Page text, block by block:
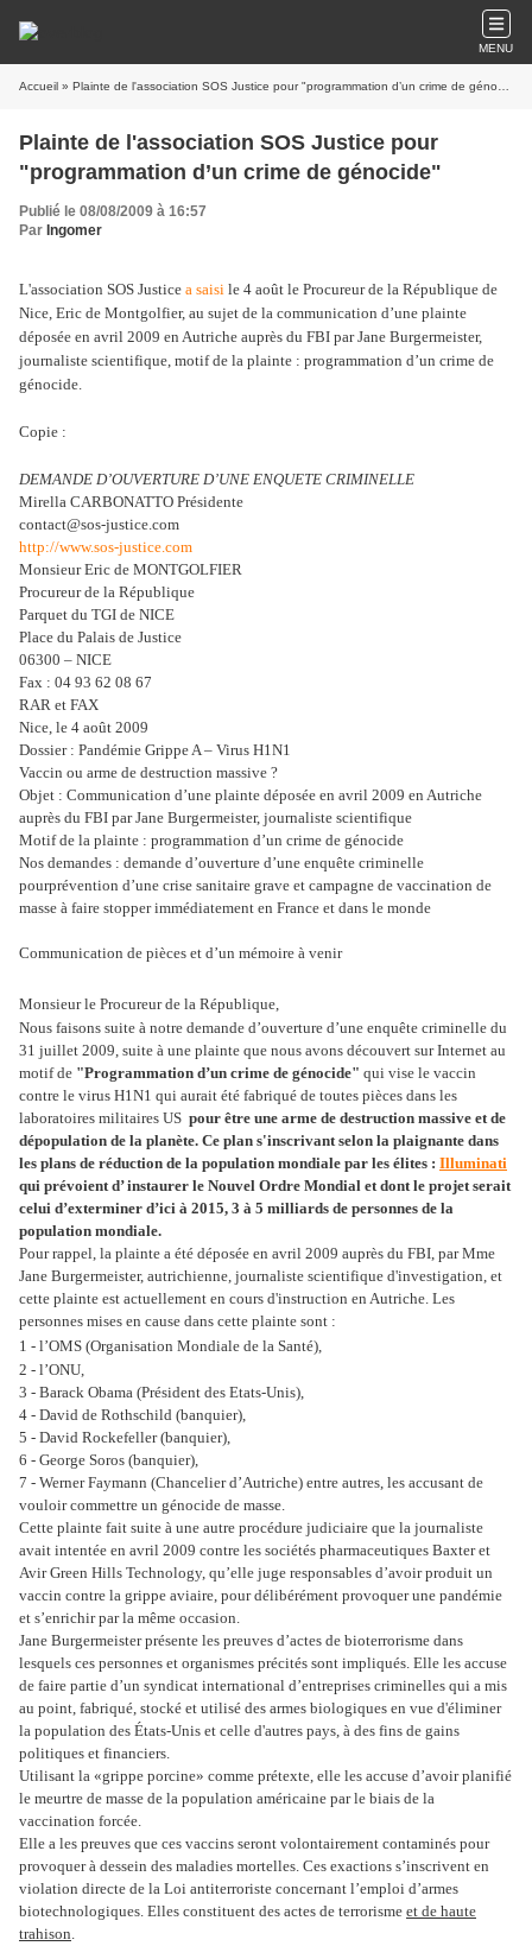
MENU
Accueil » Plainte de l'association SOS Justice pour "programmation d’un crime de génocide"
Plainte de l'association SOS Justice pour
"programmation d’un crime de génocide"
Publié le 08/08/2009 à 16:57
Par Ingomer
L'association SOS Justice a saisi le 4 août le Procureur de la République de
Nice, Eric de Montgolfier, au sujet de la communication d’une plainte
déposée en avril 2009 en Autriche auprès du FBI par Jane Burgermeister,
journaliste scientifique, motif de la plainte : programmation d’un crime de
génocide.
Copie :
DEMANDE D’OUVERTURE D’UNE ENQUETE CRIMINELLE
Mirella CARBONATTO Présidente
contact@sos-justice.com
http://www.sos-justice.com
Monsieur Eric de MONTGOLFIER
Procureur de la République
Parquet du TGI de NICE
Place du Palais de Justice
06300 – NICE
Fax : 04 93 62 08 67
RAR et FAX
Nice, le 4 août 2009
Dossier : Pandémie Grippe A – Virus H1N1
Vaccin ou arme de destruction massive ?
Objet : Communication d’une plainte déposée en avril 2009 en Autriche
auprès du FBI par Jane Burgermeister, journaliste scientifique
Motif de la plainte : programmation d’un crime de génocide
Nos demandes : demande d’ouverture d’une enquête criminelle
pourprévention d’une crise sanitaire grave et campagne de vaccination de
masse à faire stopper immédiatement en France et dans le monde
Communication de pièces et d’un mémoire à venir
Monsieur le Procureur de la République,
Nous faisons suite à notre demande d’ouverture d’une enquête criminelle du
31 juillet 2009, suite à une plainte que nous avons découvert sur Internet au
motif de "Programmation d’un crime de génocide" qui vise le vaccin
contre le virus H1N1 qui aurait été fabriqué de toutes pièces dans les
laboratoires militaires US pour être une arme de destruction massive et de
dépopulation de la planète. Ce plan s'inscrivant selon la plaignante dans
les plans de réduction de la population mondiale par les élites : Illuminati
qui prévoient d’ instaurer le Nouvel Ordre Mondial et dont le projet serait
celui d’exterminer d’ici à 2015, 3 à 5 milliards de personnes de la
population mondiale.
Pour rappel, la plainte a été déposée en avril 2009 auprès du FBI, par Mme
Jane Burgermeister, autrichienne, journaliste scientifique d'investigation, et
cette plainte est actuellement en cours d'instruction en Autriche. Les
personnes mises en cause dans cette plainte sont :
1 - l’OMS (Organisation Mondiale de la Santé),
2 - l’ONU,
3 - Barack Obama (Président des Etats-Unis),
4 - David de Rothschild (banquier),
5 - David Rockefeller (banquier),
6 - George Soros (banquier),
7 - Werner Faymann (Chancelier d’Autriche) entre autres, les accusant de
vouloir commettre un génocide de masse.
Cette plainte fait suite à une autre procédure judiciaire que la journaliste
avait intentée en avril 2009 contre les sociétés pharmaceutiques Baxter et
Avir Green Hills Technology, qu’elle juge responsables d’avoir produit un
vaccin contre la grippe aviaire, pour délibérément provoquer une pandémie
et s’enrichir par la même occasion.
Jane Burgermeister présente les preuves d’actes de bioterrorisme dans
lesquels ces personnes et organismes précités sont impliqués. Elle les accuse
de faire partie d’un syndicat international d’entreprises criminelles qui a mis
au point, fabriqué, stocké et utilisé des armes biologiques en vue d'éliminer
la population des États-Unis et celle d'autres pays, à des fins de gains
politiques et financiers.
Utilisant la «grippe porcine» comme prétexte, elle les accuse d’avoir planifié
le meurtre de masse de la population américaine par le biais de la
vaccination forcée.
Elle a les preuves que ces vaccins seront volontairement contaminés pour
provoquer à dessein des maladies mortelles. Ces exactions s’inscrivent en
violation directe de la Loi antiterroriste concernant l’emploi d’armes
biotechnologiques. Elles constituent des actes de terrorisme et de haute
trahison.